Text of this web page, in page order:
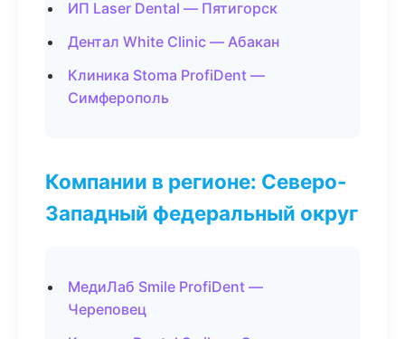
ИП Laser Dental — Пятигорск
Дентал White Clinic — Абакан
Клиника Stoma ProfiDent —
Симферополь
Компании в регионе: Северо-
Западный федеральный округ
МедиЛаб Smile ProfiDent —
Череповец